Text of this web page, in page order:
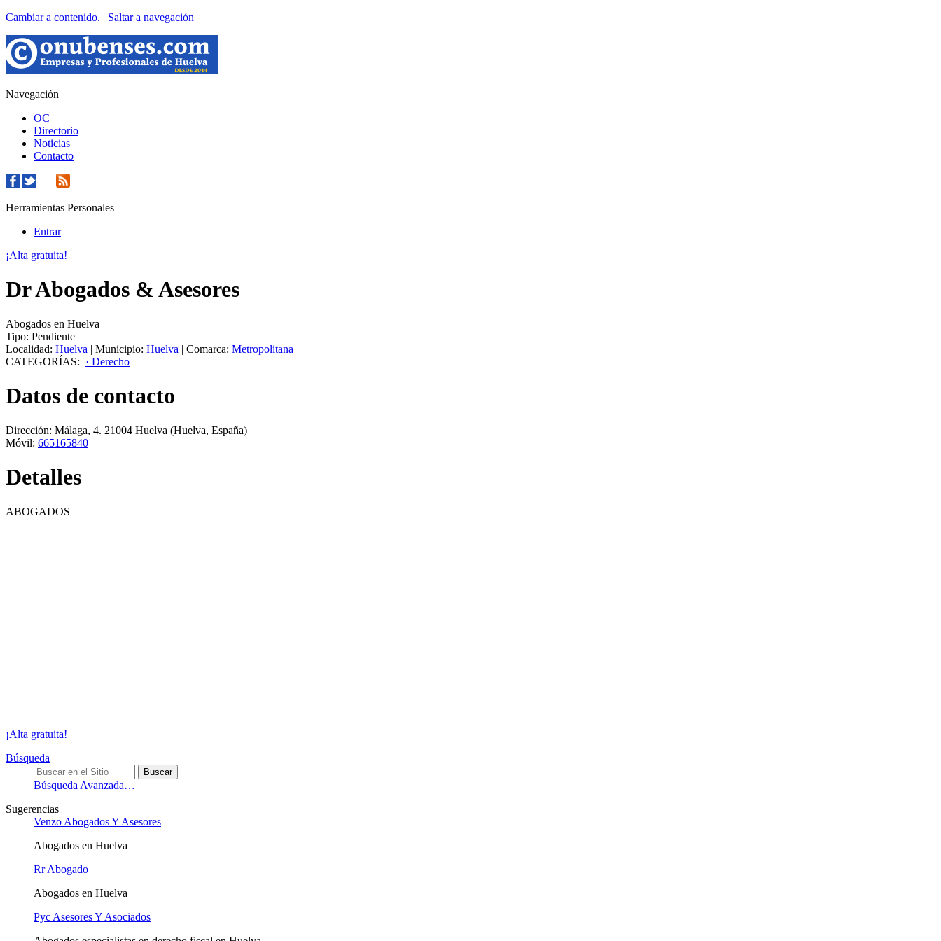
Cambiar a contenido. | Saltar a navegación
Navegación
OC
Directorio
Noticias
Contacto
Herramientas Personales
Entrar
¡Alta gratuita!
Dr Abogados & Asesores
Abogados en Huelva
Tipo: Pendiente
Localidad: Huelva | Municipio: Huelva | Comarca: Metropolitana
CATEGORÍAS: · Derecho
Datos de contacto
Dirección: Málaga, 4. 21004 Huelva (Huelva, España)
Móvil: 665165840
Detalles
ABOGADOS
¡Alta gratuita!
Búsqueda
Búsqueda Avanzada…
Sugerencias
Venzo Abogados Y Asesores
Abogados en Huelva
Rr Abogado
Abogados en Huelva
Pyc Asesores Y Asociados